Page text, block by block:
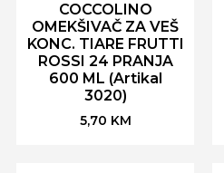
COCCOLINO
OMEKŠIVAČ ZA VEŠ
KONC. TIARE FRUTTI
ROSSI 24 PRANJA
600 ML (Artikal
3020)
5,70 KM